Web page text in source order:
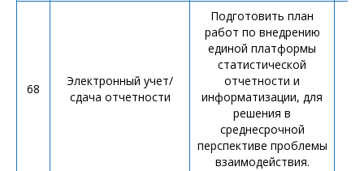
68
Электронный учет/
сдача отчетности
Подготовить план
работ по внедрению
единой платформы
статистической
отчетности и
информатизации, для
решения в
среднесрочной
перспективе проблемы
взаимодействия.